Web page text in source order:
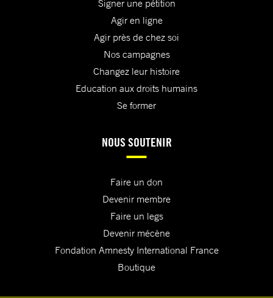
Signer une pétition
Agir en ligne
Agir près de chez soi
Nos campagnes
Changez leur histoire
Education aux droits humains
Se former
NOUS SOUTENIR
Faire un don
Devenir membre
Faire un legs
Devenir mécène
Fondation Amnesty International France
Boutique